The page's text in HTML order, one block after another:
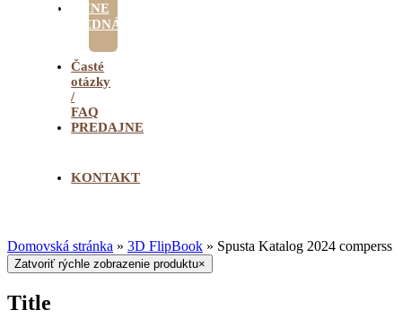
ONLINE
OBJEDNÁVKA
Časté
otázky
/
FAQ
PREDAJNE
KONTAKT
Domovská stránka » 3D FlipBook » Spusta Katalog 2024 comperss
Zatvoriť rýchle zobrazenie produktu×
Title